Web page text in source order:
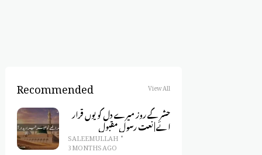
Recommended View All
حشر کے روز میرے دل کو یوں قرار
ائے | نعت رسول مقبول
SALEEM ULLAH
3 MONTHS AGO